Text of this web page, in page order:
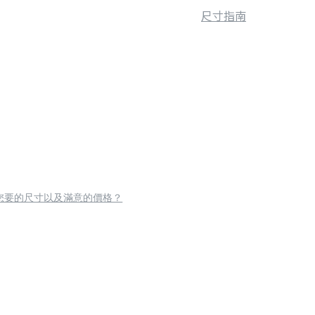
尺寸指南
要的尺寸以及滿意的價格？